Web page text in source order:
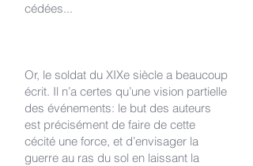
cédées...
Or, le soldat du XIXe siècle a beaucoup
écrit. Il n’a certes qu’une vision partielle
des événements: le but des auteurs
est précisément de faire de cette
cécité une force, et d’envisager la
guerre au ras du sol en laissant la